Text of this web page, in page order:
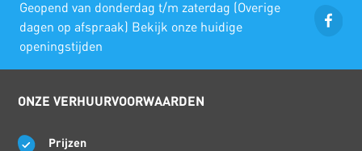
Geopend van donderdag t/m zaterdag (Overige
dagen op afspraak) Bekijk onze huidige
openingstijden
ONZE VERHUURVOORWAARDEN
Prijzen